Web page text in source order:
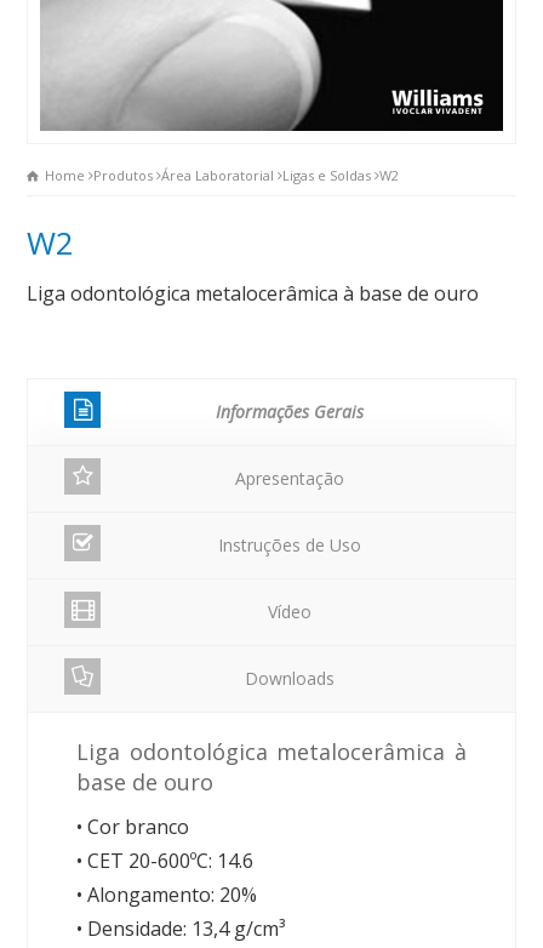
Home Produtos Área Laboratorial Ligas e Soldas W2
W2
Liga odontológica metalocerâmica à base de ouro
Informações Gerais
Apresentação
Instruções de Uso
Vídeo
Downloads
Liga odontológica metalocerâmica à
base de ouro
• Cor branco
• CET 20-600ºC: 14.6
• Alongamento: 20%
• Densidade: 13,4 g/cm³